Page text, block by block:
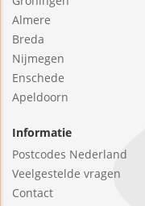
Almere
Breda
Nijmegen
Enschede
Apeldoorn
Informatie
Postcodes Nederland
Veelgestelde vragen
Contact